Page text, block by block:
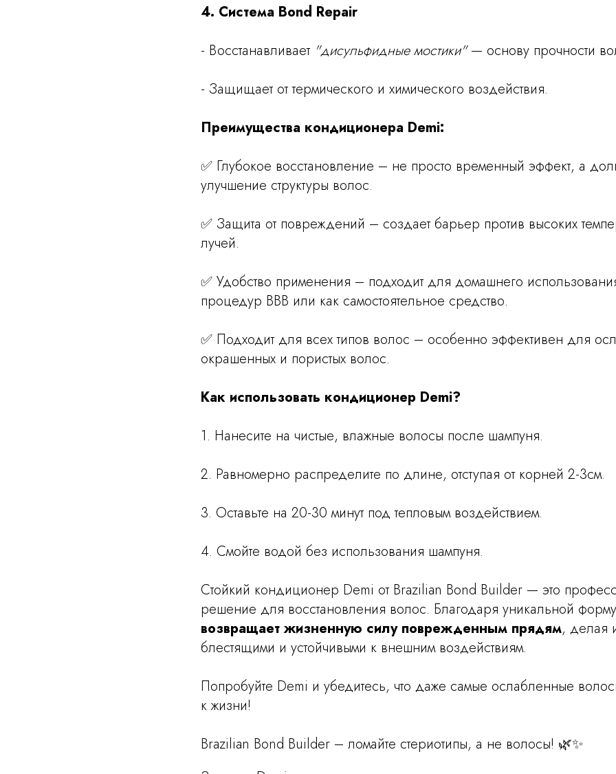
4. Система Bond Repair
- Восстанавливает "дисульфидные мостики"— основу прочности
- Защищает от термического и химического воздействия.
Преимущества кондиционера Demi:
✅ Глубокое восстановление – не просто временный эффект, а
улучшение структуры волос.
✅ Защита от повреждений – создает барьер против высоких
лучей.
✅ Удобство применения – подходит для домашнего
процедур BBB или как самостоятельное средство.
✅ Подходит для всех типов волос – особенно эффективен для
окрашенных и пористых волос.
Как использовать кондиционер Demi?
1. Нанесите на чистые, влажные волосы после шампуня.
2. Равномерно распределите по длине, отступая от корней 2-3см.
3. Оставьте на 20-30 минут под тепловым воздействием.
4. Смойте водой без использования шампуня.
Стойкий кондиционер Demi от Brazilian Bond Builder — это
решение для восстановления волос. Благодаря уникальной
возвращает жизненную силу поврежденным прядям, делая
блестящими и устойчивыми к внешним воздействиям.
Попробуйте Demi и убедитесь, что даже самые ослабленные
к жизни!
Brazilian Bond Builder – ломайте стериотипы, а не волосы! 🌿✨